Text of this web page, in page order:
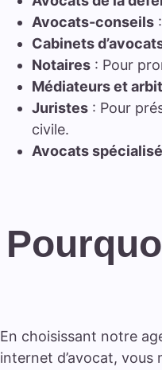
Avocats-conseils
Cabinets
Notaires : Pour
Médiateurs et
Juristes : Pour
civile.
Avocats
En choisissant notre
internet d’avocat, vous